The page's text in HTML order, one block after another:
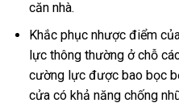
căn nhà.
Khắc phục nhược điểm
lực thông thường ở chỗ
cường lực được bao bọc
cửa có khả năng chống